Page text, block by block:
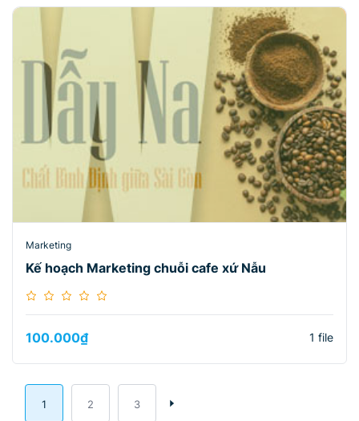
Marketing
Kế hoạch Marketing chuỗi cafe xứ Nẫu
100.000₫ 1 file
1 2 3